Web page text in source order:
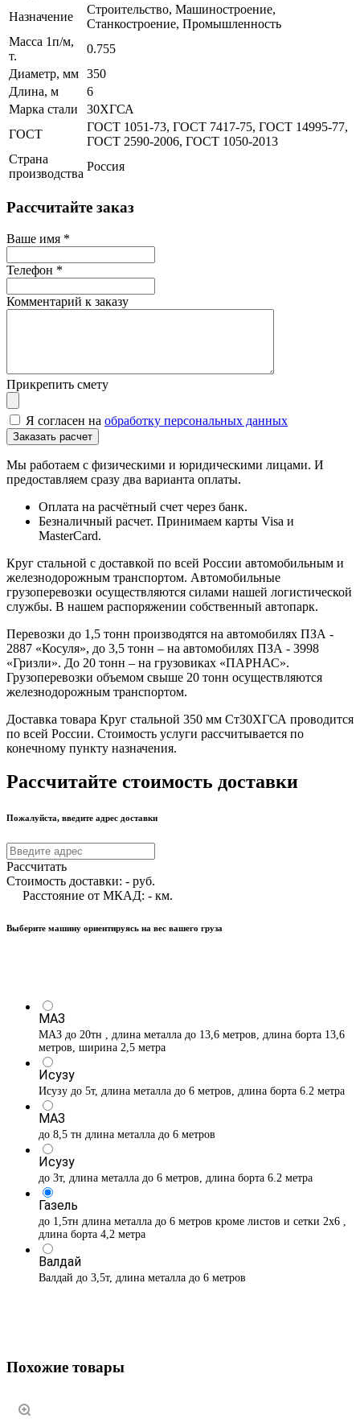
Назначение
Строительство, Машиностроение,
Станкостроение, Промышленность
Масса 1п/м,
т.
0.755
Диаметр, мм 350
Длина, м
6
Марка стали
30ХГСА
ГОСТ
ГОСТ 1051-73, ГОСТ 7417-75, ГОСТ 14995-77,
ГОСТ 2590-2006, ГОСТ 1050-2013
Страна
производства
Россия
Рассчитайте заказ
Ваше имя *
Телефон *
Комментарий к заказу
Прикрепить смету
Я согласен на обработку персональных данных
Мы работаем с физическими и юридическими лицами. И
предоставляем сразу два варианта оплаты.
Оплата на расчётный счет через банк.
Безналичный расчет. Принимаем карты Visa и
MasterCard.
Круг стальной с доставкой по всей России автомобильным и
железнодорожным транспортом. Автомобильные
грузоперевозки осуществляются силами нашей логистической
службы. В нашем распоряжении собственный автопарк.
Перевозки до 1,5 тонн производятся на автомобилях ПЗА -
2887 «Косуля», до 3,5 тонн – на автомобилях ПЗА - 3998
«Гризли». До 20 тонн – на грузовиках «ПАРНАС».
Грузоперевозки объемом свыше 20 тонн осуществляются
железнодорожным транспортом.
Доставка товара Круг стальной 350 мм Ст30ХГСА проводится
по всей России. Стоимость услуги рассчитывается по
конечному пункту назначения.
Рассчитайте стоимость доставки
Пожалуйста, введите адрес доставки
Рассчитать
Стоимость доставки: - руб.
Расстояние от МКАД: - км.
Выберите машину ориентируясь на вес вашего груза
МАЗ
МАЗ до 20тн , длина металла до 13,6 метров, длина борта 13,6
метров, ширина 2,5 метра
Исузу
Исузу до 5т, длина металла до 6 метров, длина борта 6.2 метра
МАЗ
до 8,5 тн длина металла до 6 метров
Исузу
до 3т, длина металла до 6 метров, длина борта 6.2 метра
Газель
до 1,5тн длина металла до 6 метров кроме листов и сетки 2х6 ,
длина борта 4,2 метра
Валдай
Валдай до 3,5т, длина металла до 6 метров
Похожие товары